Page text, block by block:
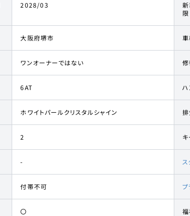
2028/03
限
大阪府堺市
ワンオーナーではない
6AT
ホワイトパールクリスタルシャイン
2
-
付帯不可 プ
〇